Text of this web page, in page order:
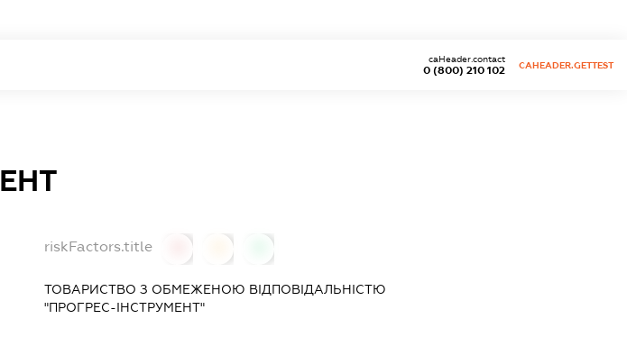
0 (800) 210 102
caHeader.contact
CAHEADER.GETTEST
riskFactors.title
ТОВАРИСТВО З ОБМЕЖЕНОЮ ВІДПОВІДАЛЬНІСТЮ
"ПРОГРЕС-ІНСТРУМЕНТ"